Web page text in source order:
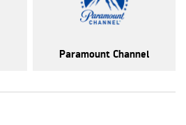
Paramount Channel